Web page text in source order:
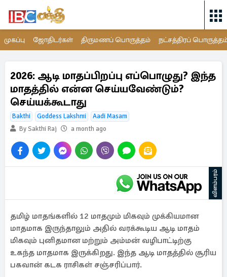
முகப்பு ஜோதிடர்கள் திருமணப் பொருத்தம் நட்சத்திரப்
2026: ஆடி மாதப்பிறப்பு எப்பொழுது? இந்த
மாதத்தில் என்ன செய்யவேண்டும்?
செய்யக்கூடாது
Bakthi Goddess Lakshmi
Aadi Masam
By Sakthi Raj
a month ago
விளம்பரம்
தமிழ் மாதங்களில் 12 மாதமும் மிகவும் முக்கியமான
மாதமாக இருந்தாலும் அதில் வரக்கூடிய ஆடி மாதம்
மிகவும் புனிதமான மற்றும் அம்மன் வழிபாட்டிற்கு
உகந்த மாதமாக இருக்கிறது. இந்த ஆடி மாதத்தில் சூரிய
பகவான் கடக ராசிகள் சஞ்சரிப்பார்.